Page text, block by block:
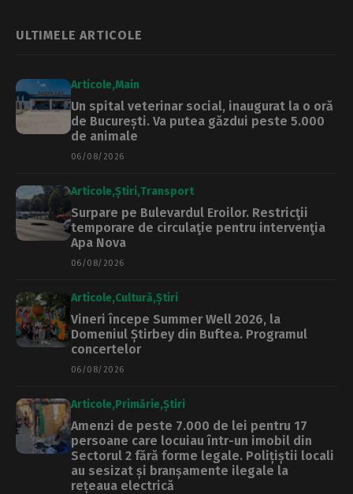
toți plecăm, nu mai
rămâne nimic aici
ULTIMELE ARTICOLE
Articole Main
Un spital veterinar social, inaugurat la o oră
de București. Va putea găzdui peste 5.000
de animale
06/08/2026
Articole Știri Transport
Surpare pe Bulevardul Eroilor. Restricţii
temporare de circulaţie pentru intervenţia
Apa Nova
06/08/2026
Articole Cultură Știri
Vineri începe Summer Well 2026, la
Domeniul Știrbey din Buftea. Programul
concertelor
06/08/2026
Articole Primărie Știri
Amenzi de peste 7.000 de lei pentru 17
persoane care locuiau într-un imobil din
Sectorul 2 fără forme legale. Polițiștii locali
au sesizat și branșamente ilegale la
rețeaua electrică